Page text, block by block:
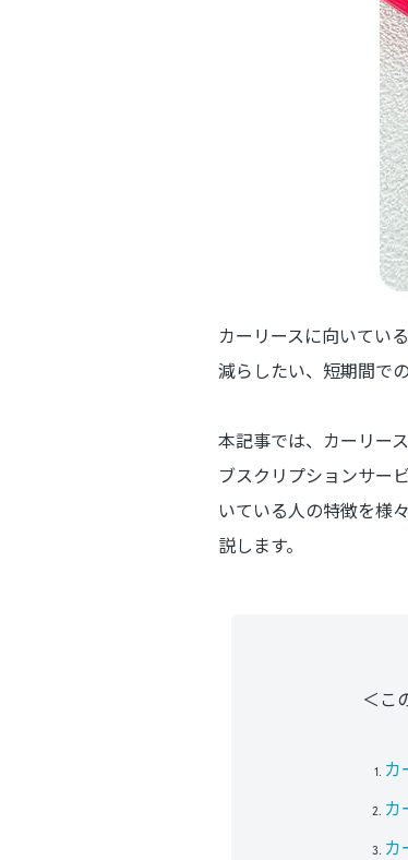
カーリースに向いてい
減らしたい、短期間で
本記事では、カーリー
ブスクリプションサー
いている人の特徴を様
説します。
＜こ
カ
カ
カ